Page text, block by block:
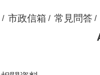
市政信箱 常見問答